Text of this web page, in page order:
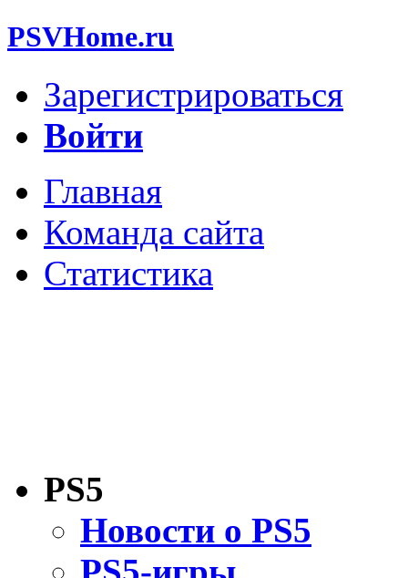
PSVHome.ru
Зарегистрироваться
Войти
Главная
Команда сайта
Статистика
PS5
Новости о PS5